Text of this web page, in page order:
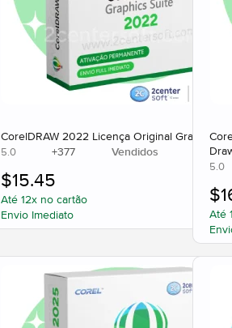
CorelDRAW 2022 Licença Original Graphics
5.0 +377 Vendidos
Até 12x no cartão
Envio Imediato
$15.45
5.0
Até
$